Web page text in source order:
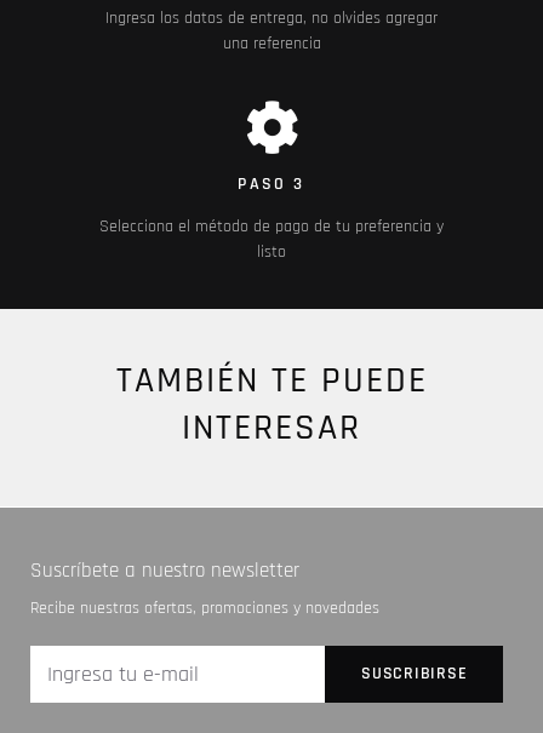
Ingresa los datos de entrega, no olvides agregar
una referencia
PASO 3
Selecciona el método de pago de tu preferencia y
listo
TAMBIÉN TE PUEDE
INTERESAR
Suscríbete a nuestro newsletter
Recibe nuestras ofertas, promociones y novedades